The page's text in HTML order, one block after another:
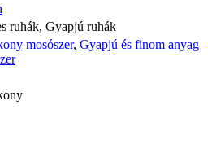
ruhák, Gyapjú ruhák
mosószer, Gyapjú és finom anyag